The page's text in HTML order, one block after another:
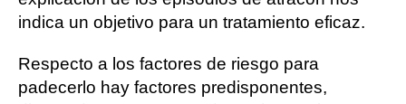
indica un objetivo para un tratamiento eficaz.
Respecto a los factores de riesgo para
padecerlo hay factores predisponentes,